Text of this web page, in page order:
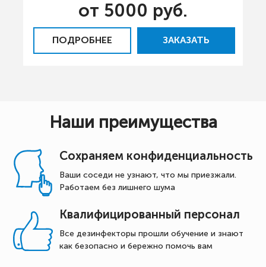
от 5000 руб.
ПОДРОБНЕЕ ЗАКАЗАТЬ
Наши преимущества
Сохраняем конфиденциальность
Ваши соседи не узнают, что мы приезжали.
Работаем без лишнего шума
Квалифицированный персонал
Все дезинфекторы прошли обучение и знают
как безопасно и бережно помочь вам